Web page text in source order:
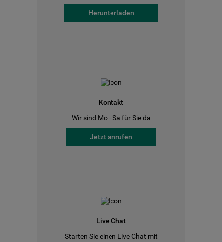
Herunterladen
Kontakt
Wir sind Mo - Sa für Sie da
Jetzt anrufen
Live Chat
Starten Sie einen Live Chat mit